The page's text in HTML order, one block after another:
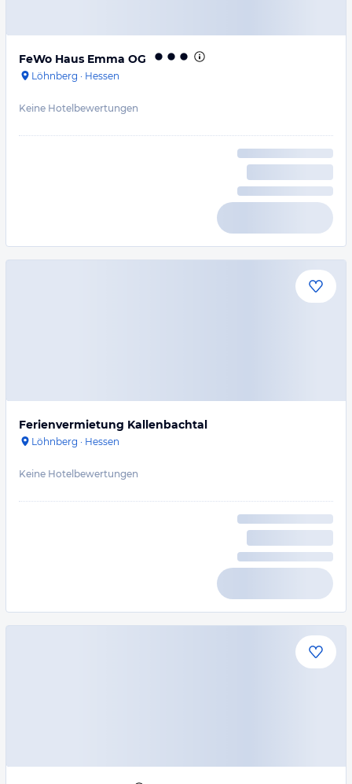
FeWo Haus Emma OG
Löhnberg · Hessen
Keine Hotelbewertungen
Ferienvermietung Kallenbachtal
Löhnberg · Hessen
Keine Hotelbewertungen